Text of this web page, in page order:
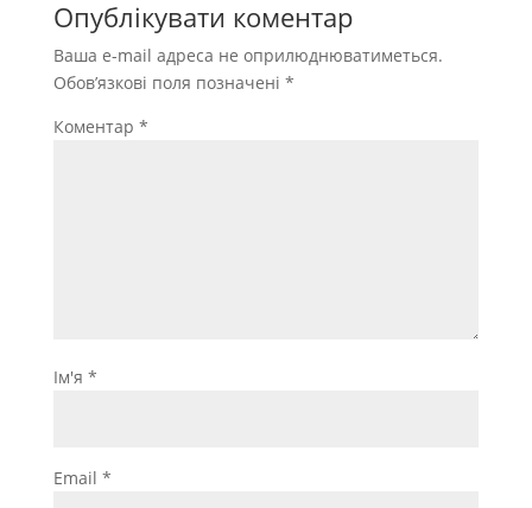
Опублікувати коментар
Ваша e-mail адреса не оприлюднюватиметься.
Обов’язкові поля позначені *
Коментар *
Ім'я *
Email *